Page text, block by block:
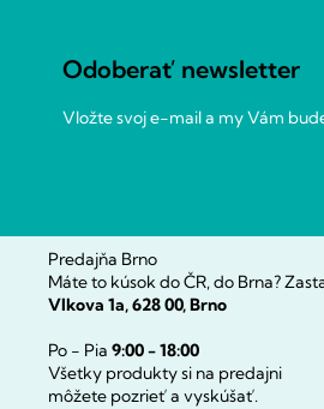
Odoberať newsletter
Vložte svoj e-mail a my Vám
Predajňa Brno
Máte to kúsok do ČR, do Brna?
Vlkova 1a, 628 00, Brno
Po - Pia 9:00 - 18:00
Všetky produkty si na predajni
môžete pozrieť a vyskúšať.